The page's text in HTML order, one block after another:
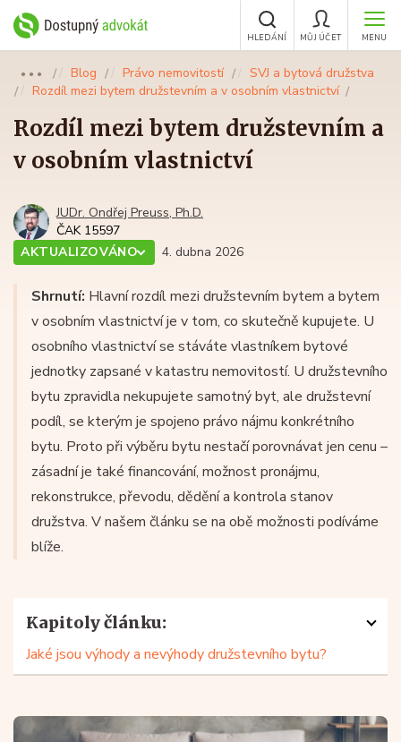
MENU
MŮJ ÚČET
HLEDÁNÍ
●●● Blog Právo nemovitostí
SVJ a bytová družstva
Rozdíl mezi bytem družstevním a v osobním vlastnictví
Rozdíl mezi bytem družstevním a
v osobním vlastnictví
JUDr. Ondřej Preuss, Ph.D.
ČAK 15597
AKTUALIZOVÁNO
4. dubna 2026
Shrnutí: Hlavní rozdíl mezi družstevním bytem a bytem
v osobním vlastnictví je v tom, co skutečně kupujete. U
osobního vlastnictví se stáváte vlastníkem bytové
jednotky zapsané v katastru nemovitostí. U družstevního
bytu zpravidla nekupujete samotný byt, ale družstevní
podíl, se kterým je spojeno právo nájmu konkrétního
bytu. Proto při výběru bytu nestačí porovnávat jen cenu –
zásadní je také financování, možnost pronájmu,
rekonstrukce, převodu, dědění a kontrola stanov
družstva. V našem článku se na obě možnosti podíváme
blíže.
Kapitoly článku:
Jaké jsou výhody a nevýhody družstevního bytu?